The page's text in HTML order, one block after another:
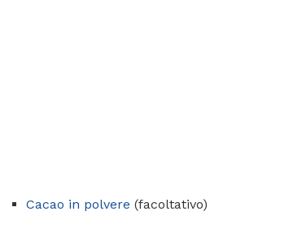
Cacao in polvere (facoltativo)